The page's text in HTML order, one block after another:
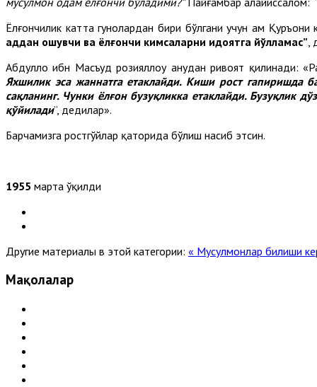
Ёлғончилик катта гуноҳлардан бири бўлгани учун ҳам
ҳаддан ошувчи ва ёлғончи кимсаларни ҳидоятга йўлламас”
Абдуллоҳ ибн Масъуд розияллоҳу анҳудан ривоят қилинади:
Яхшилик эса жаннатга етаклайди. Киши рост гапиришда
сақланинг. Чунки ёлғон бузуқликка етаклайди. Бузуқлик
қўйилади”, дедилар».
Барчамизга ростгўйлар қаторида бўлиш насиб этсин.
1955 марта ўқилди
Другие материалы в этой категории: « Мусулмонлар билиши
Мақолалар